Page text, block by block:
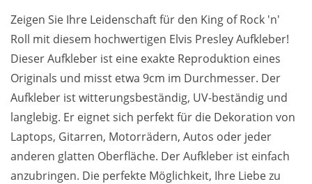
Zeigen Sie Ihre Leidenschaft für den King of Rock 'n'
Roll mit diesem hochwertigen Elvis Presley Aufkleber!
Dieser Aufkleber ist eine exakte Reproduktion eines
Originals und misst etwa 9cm im Durchmesser. Der
Aufkleber ist witterungsbeständig, UV-beständig und
langlebig. Er eignet sich perfekt für die Dekoration von
Laptops, Gitarren, Motorrädern, Autos oder jeder
anderen glatten Oberfläche. Der Aufkleber ist einfach
anzubringen. Die perfekte Möglichkeit, Ihre Liebe zu